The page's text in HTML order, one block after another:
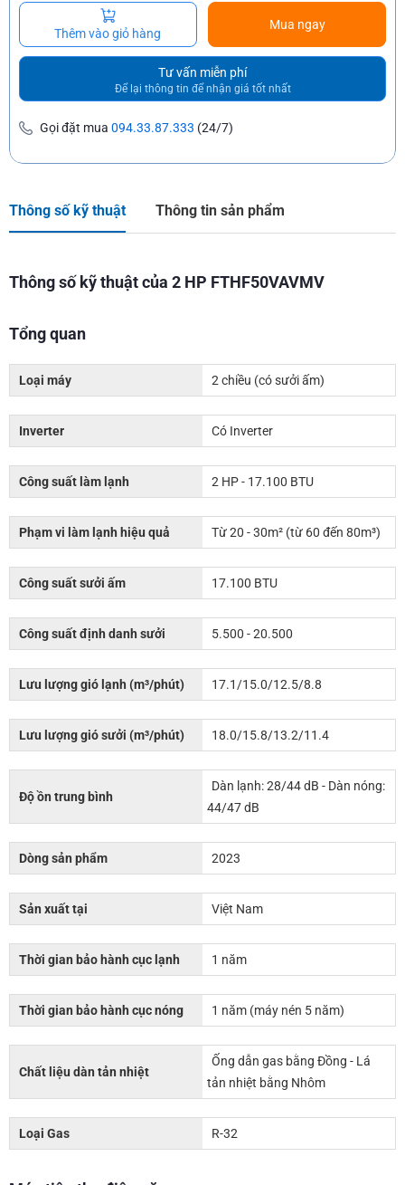
Thêm vào giỏ hàng
Mua ngay
Tư vấn miễn phí
Để lại thông tin để nhận giá tốt nhất
Gọi đặt mua 094.33.87.333 (24/7)
Thông số kỹ thuật Thông tin sản phẩm
Thông số kỹ thuật của 2 HP FTHF50VAVMV
Tổng quan
Loại máy 2 chiều (có sưởi ấm)
Inverter Có Inverter
Công suất làm lạnh 2 HP - 17.100 BTU
Phạm vi làm lạnh hiệu quả Từ 20 - 30m² (từ 60 đến 80m³)
Công suất sưởi ấm 17.100 BTU
Công suất định danh sưởi 5.500 - 20.500
Lưu lượng gió lạnh (m³/phút) 17.1/15.0/12.5/8.8
Lưu lượng gió sưởi (m³/phút) 18.0/15.8/13.2/11.4
Độ ồn trung bình
Dàn lạnh: 28/44 dB - Dàn nóng:
44/47 dB
Dòng sản phẩm 2023
Sản xuất tại Việt Nam
Thời gian bảo hành cục lạnh 1 năm
Thời gian bảo hành cục nóng 1 năm (máy nén 5 năm)
Chất liệu dàn tản nhiệt
Ống dẫn gas bằng Đồng - Lá
tản nhiệt bằng Nhôm
Loại Gas R-32